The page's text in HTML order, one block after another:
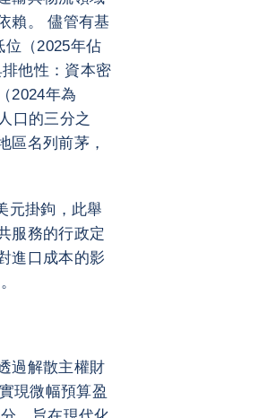
賴。 儘管有基
（2025年佔
他性：資本密
2024年為
口的三分之
區名列前茅，
元掛鉤，此舉
服務的行政定
進口成本的影
過解散主權財
現微幅預算盈